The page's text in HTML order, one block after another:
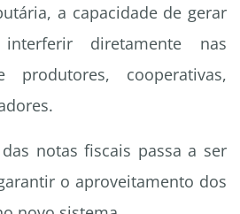
a capacidade de gerar
diretamente nas
produtores, cooperativas,
notas fiscais passa a ser
o aproveitamento dos